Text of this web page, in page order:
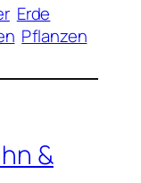
Erde
Pflanzen
&